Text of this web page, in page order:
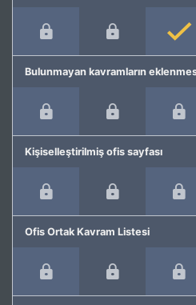
Bulunmayan kavramların
Kişiselleştirilmiş ofis sayfası
Ofis Ortak Kavram Listesi